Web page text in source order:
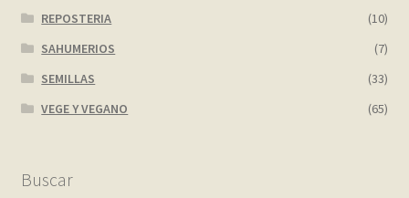
REPOSTERIA
(10)
SAHUMERIOS
(7)
SEMILLAS
(33)
VEGE Y VEGANO
(65)
Buscar